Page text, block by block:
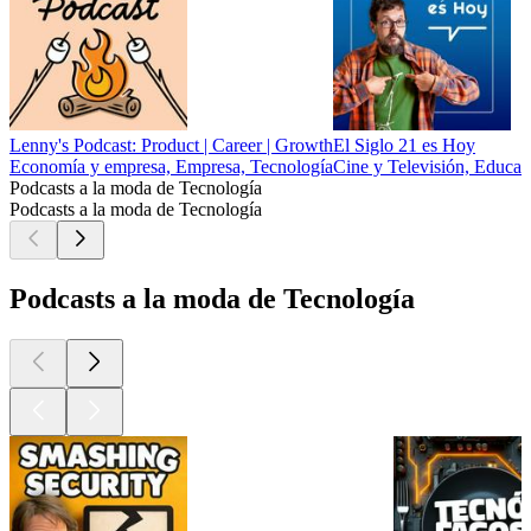
Lenny's Podcast: Product | Career | Growth
Economía y empresa, Empresa, Tecnología
El Siglo 21 es Hoy
Cine y Televisión,
Podcasts a la moda de Tecnología
Podcasts a la moda de Tecnología
Podcasts a la moda de Tecnología